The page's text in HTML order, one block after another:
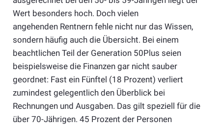
Wert besonders hoch. Doch vielen
angehenden Rentnern fehle nicht nur das Wissen,
sondern häufig auch die Übersicht. Bei einem
beachtlichen Teil der Generation 50Plus seien
beispielsweise die Finanzen gar nicht sauber
geordnet: Fast ein Fünftel (18 Prozent) verliert
zumindest gelegentlich den Überblick bei
Rechnungen und Ausgaben. Das gilt speziell für die
über 70-Jährigen. 45 Prozent der Personen